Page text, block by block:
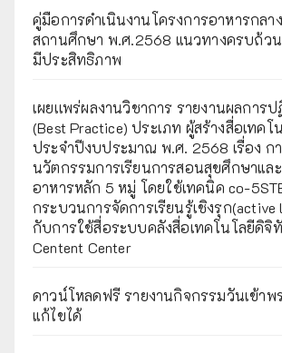
คู่มือการดำเนินงานโครงการอาหารกลา
สถานศึกษา พ.ศ.2568 แนวทางครบถ้ว
มีประสิทธิภาพ
เผยเเพร่ผลงานวิชาการ รายงานผลการ
(Best Practice) ประเภท ผู้สร้างสื่อเทคโ
ประจำปีงบประมาณ พ.ศ. 2568 เรื่อง ก
นวัตกรรมการเรียนการสอนสุขศึกษาแล
อาหารหลัก 5 หมู่ โดยใช้เทคนิค co-
กระบวนการจัดการเรียนรู้เชิงรุก(active
กับการใช้สื่อระบบคลังสื่อเทคโนโลยีดิจิทั
Centent Center
ดาวน์โหลดฟรี รายงานกิจกรรมวันเข้าพ
แก้ไขได้